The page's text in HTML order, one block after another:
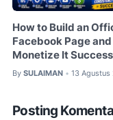
How to Build an
Facebook Page and
Monetize It
By SULAIMAN • 13 Agustus
Posting